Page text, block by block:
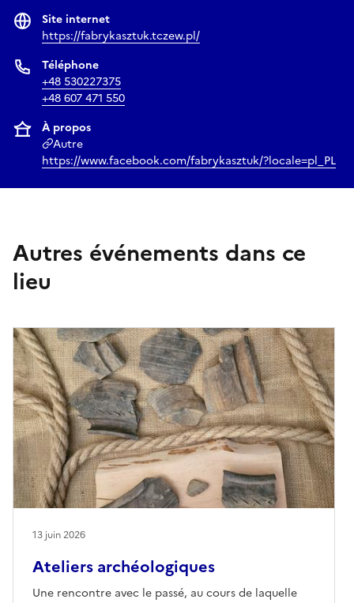
Site internet
https://fabrykasztuk.tczew.pl/
Téléphone
+48 530227375
+48 607 471 550
À propos
Autre
https://www.facebook.com/fabrykasztuk/?locale=pl_PL
Autres événements dans ce
lieu
Ateliers archéologiques
Une rencontre avec le passé, au cours de laquelle
13 juin 2026